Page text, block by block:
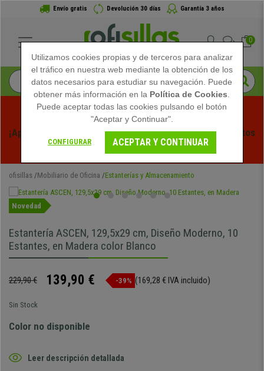
Envío gratis Devolución 30 días Garantía 3 años
0
¡Aprovecha las Rebajas de Verano en Ofisillas! Descuentos
Exclusivos por Tiempo Limitado - Ver Promo
ofisillas Mobiliario de Oficina Estanterías y Almacenamiento
Novedad
Estantería ASCEN, 129,5x29 cm, Diseño Moderno, 10
Estantes, en Madera color Blanco
229,90 € 139,90 € -39% (169,28 € IVA incluido)
Sin Stock
Color no disponible
Leer descripción detallada
Utilizamos cookies propias y de terceros para analizar
el tráfico en nuestra web mediante la obtención de los
datos necesarios para estudiar su navegación. Puede
obtener más información en la Política de Cookies
Puede aceptar todas las cookies pulsando el botón
"Aceptar y Continuar".
CONFIGURAR ACEPTAR Y CONTINUAR